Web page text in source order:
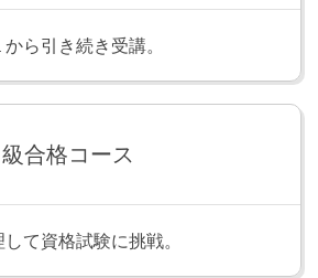
習します。「今〜しています」の
ら引き続き受講。
合格コース
て資格試験に挑戦。